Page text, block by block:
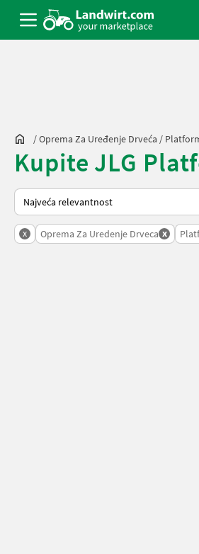
/Oprema Za Uređenje Drveća /
Kupite JLG
Tako se sortira na Landwirt.com
x Oprema Za Uredenje Drveca x